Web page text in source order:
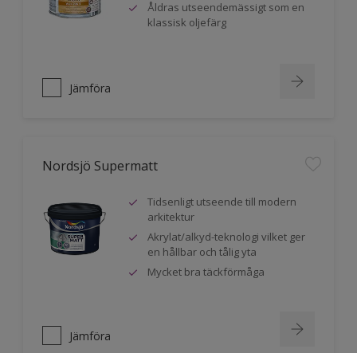
Åldras utseendemässigt som en
klassisk oljefärg
Jämföra
Nordsjö Supermatt
Tidsenligt utseende till modern
arkitektur
Akrylat/alkyd-teknologi vilket ger
en hållbar och tålig yta
Mycket bra täckförmåga
Jämföra